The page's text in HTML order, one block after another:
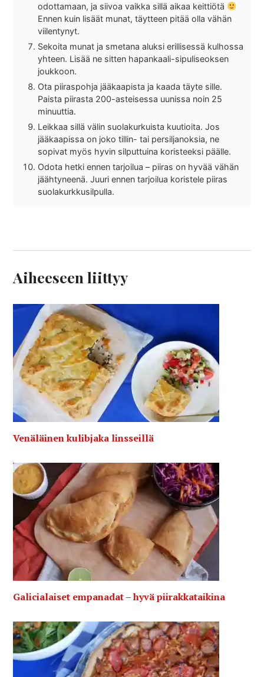
odottamaan, ja siivoa vaikka sillä aikaa keittiötä
Ennen kuin lisäät munat, täytteen pitää olla vähän
viilentynyt.
Sekoita munat ja smetana aluksi erillisessä kulhossa
yhteen. Lisää ne sitten hapankaali-sipuliseoksen
joukkoon.
Ota piiraspohja jääkaapista ja kaada täyte sille.
Paista piirasta 200-asteisessa uunissa noin 25
minuuttia.
Leikkaa sillä välin suolakurkuista kuutioita. Jos
jääkaapissa on joko tillin- tai persiljanoksia, ne
sopivat myös hyvin silputtuina koristeeksi päälle.
Odota hetki ennen tarjoilua – piiras on hyvää vähän
jäähtyneenä. Juuri ennen tarjoilua koristele piiras
suolakurkkusilpulla.
Aiheeseen liittyy
Venäläinen kulibjaka linsseillä
Galicialaiset empanadat – hyvä piirakkataikina